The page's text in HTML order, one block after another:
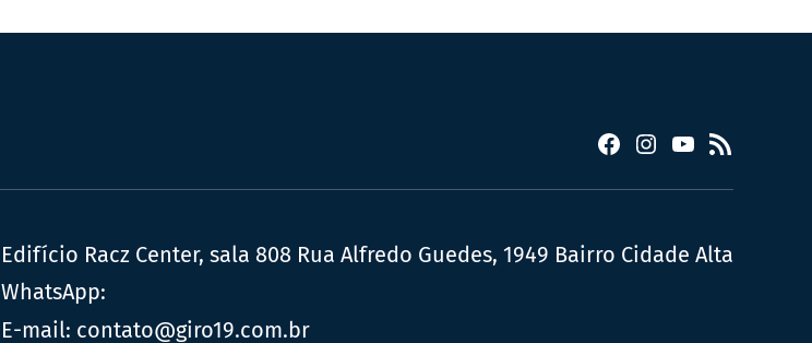
Facebook
Instagram
YouTube
RSS
Edifício Racz Center, sala 808 Rua Alfredo Guedes, 1949 Bairro Cidade Alta
WhatsApp:
E-mail: contato@giro19.com.br